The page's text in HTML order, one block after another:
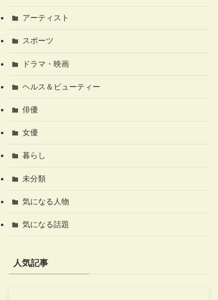
アーティスト
スポーツ
ドラマ・映画
ヘルス＆ビューティー
俳優
女優
暮らし
未分類
気になる人物
気になる話題
人気記事